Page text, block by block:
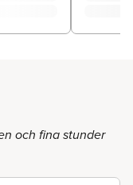
och fina stunder